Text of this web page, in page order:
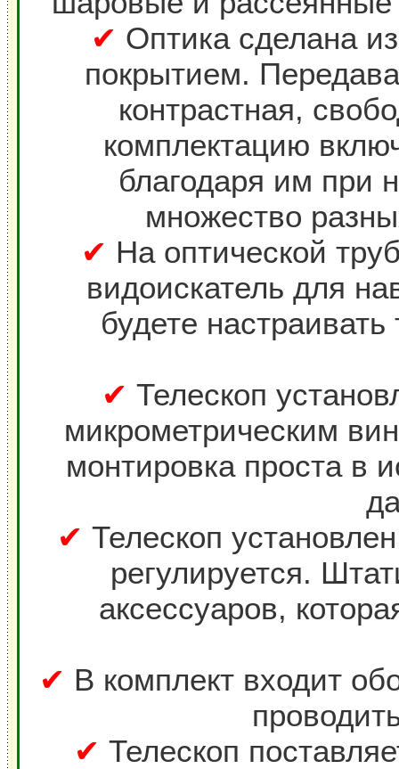
✔ Оптика сделана
покрытием.
контрастная,
комплектацию
благодаря им при
множество
✔ На оптической
видоискатель для
будете
✔ Телескоп
микрометрическим
монтировка проста в
✔ Телескоп
регулируется.
аксессуаров,
✔ В комплект входит
✔ Телескоп